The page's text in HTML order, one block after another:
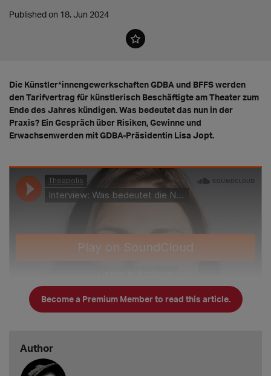
Published on 18. Jun 2024
Die Künstler*innengewerkschaften GDBA und BFFS werden
den Tarifvertrag für künstlerisch Beschäftigte am Theater zum
Ende des Jahres kündigen. Was bedeutet das nun in der
Praxis? Ein Gespräch über Risiken, Gewinne und
Erwachsenwerden mit GDBA-Präsidentin Lisa Jopt.
Become a Premium Member to read this article.
Author